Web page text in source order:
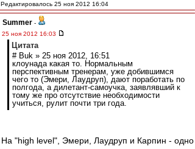
Редактировалось 25 ноя 2012 16:04
Summer -
25 ноя 2012 16:03
Цитата
# Buk » 25 ноя 2012, 16:51
клоунада какая то. Нормальным
перспективным тренерам, уже добившимся
чего то (Эмери, Лаудруп), дают поработать по
полгода, а дилетант-самоучка, заявлявший к
тому же про отсутствие необходимости
учиться, рулит почти три года.
На "high level", Эмери, Лаудруп и Карпин - одно